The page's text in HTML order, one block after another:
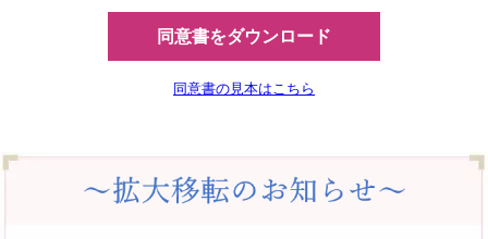
同意書をダウンロード
同意書の見本はこちら